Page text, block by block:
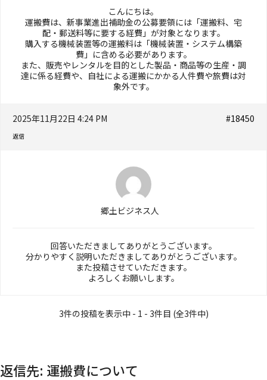
こんにちは。
運搬費は、新事業進出補助金の公募要領には「運搬料、宅
配・郵送料等に要する経費」が対象となります。
購入する機械装置等の運搬料は「機械装置・システム構築
費」に含める必要があります。
また、販売やレンタルを目的とした製品・商品等の生産・調
達に係る経費や、自社による運搬にかかる人件費や旅費は対
象外です。
2025年11月22日 4:24 PM #18450
返信
郷土ビジネス人
回答いただきましてありがとうございます。
分かりやすく説明いただきましてありがとうございます。
また投稿させていただきます。
よろしくお願いします。
3件の投稿を表示中 - 1 - 3件目 (全3件中)
返信先: 運搬費について